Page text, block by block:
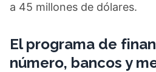
a 45 millones de dólares.
El programa de
número, bancos y